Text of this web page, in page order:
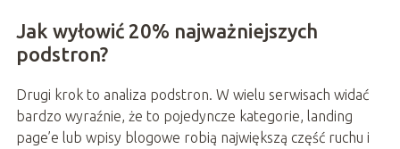
Jak wyłowić 20% najważniejszych
podstron?
Drugi krok to analiza podstron. W wielu serwisach widać
bardzo wyraźnie, że to pojedyncze kategorie, landing
page’e lub wpisy blogowe robią największą część ruchu i